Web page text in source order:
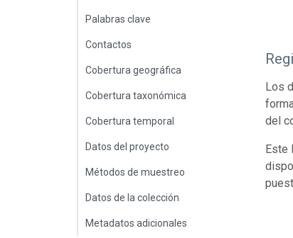
Palabras clave
Contactos
Cobertura geográfica
Cobertura taxonómica
Cobertura temporal
Datos del proyecto
Métodos de muestreo
Datos de la colección
Metadatos adicionales
Los
del
Este